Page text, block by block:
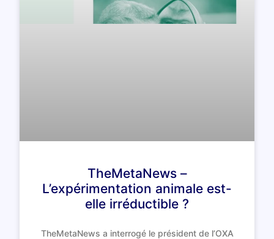
TheMetaNews –
L’expérimentation animale est-
elle irréductible ?
TheMetaNews a interrogé le président de l’OXA